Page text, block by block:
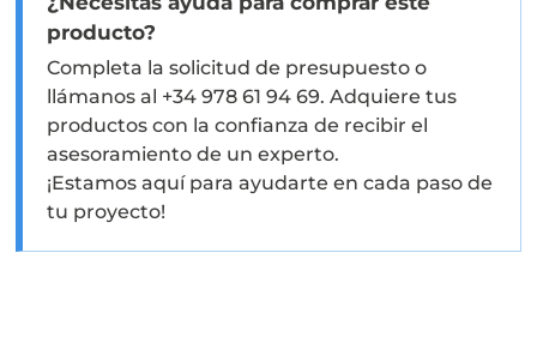
producto?
Completa la solicitud de presupuesto o
llámanos al +34 978 61 94 69. Adquiere tus
productos con la confianza de recibir el
asesoramiento de un experto.
¡Estamos aquí para ayudarte en cada paso de
tu proyecto!